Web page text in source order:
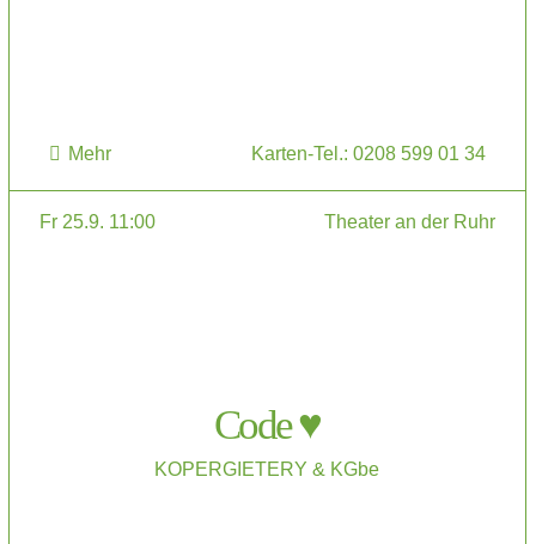
Mehr Karten-Tel.: 0208 599 01 34
Fr 25.9. 11:00 Theater an der Ruhr
Code ♥
KOPERGIETERY & KGbe